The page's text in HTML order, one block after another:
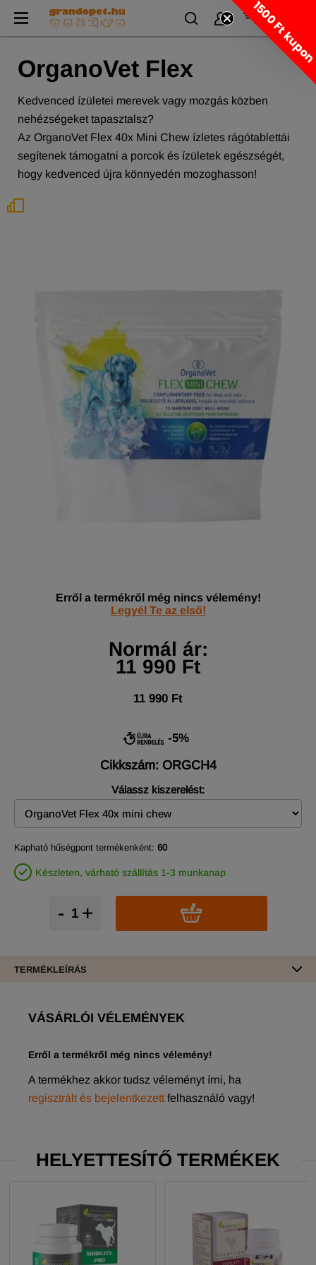
OrganoVet Flex
Kedvenced ízületei merevek vagy mozgás közben
nehézségeket tapasztalsz?
Az OrganoVet Flex 40x Mini Chew ízletes rágótablettái
segítenek támogatni a porcok és ízületek egészségét,
hogy kedvenced újra könnyedén mozoghasson!
Erről a termékről még nincs vélemény!
Legyél Te az első!
Normál ár:
11 990 Ft
11 990 Ft
-5%
Cikkszám: ORGCH4
Válassz kiszerelést:
Kapható hűségpont termékenként: 60
Készleten, várható szállítás 1-3 munkanap
+
-
TERMÉKLEÍRÁS
VÁSÁRLÓI VÉLEMÉNYEK
Erről a termékről még nincs vélemény!
A termékhez akkor tudsz véleményt írni, ha
regisztrált és bejelentkezett felhasználó vagy!
HELYETTESÍTŐ TERMÉKEK
1500 Ft